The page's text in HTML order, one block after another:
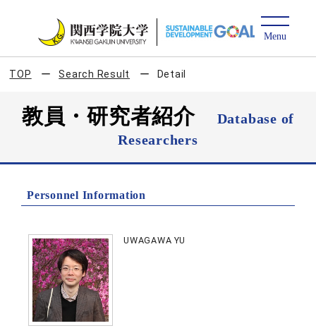
TOP Search Result Detail
教員・研究者紹介
Database of
Researchers
Personnel Information
UWAGAWA YU